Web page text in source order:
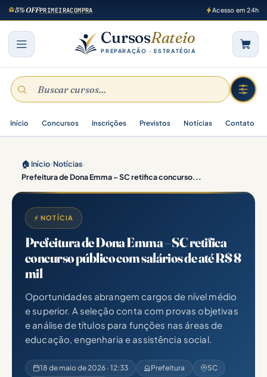
5% OFFPRIMEIRACOMPRA Acesso em 24h
CursosRateio
PREPARAÇÃO · ESTRATÉGIA
Início Concursos Inscrições Previstos Notícias Contato
🏠 Início›Notícias›
Prefeitura de Dona Emma – SC retifica concurso...
⚡ NOTÍCIA
Prefeitura de Dona Emma – SC retifica
concurso público com salários de até R$ 8
mil
Oportunidades abrangem cargos de nível médio
e superior. A seleção conta com provas objetivas
e análise de títulos para funções nas áreas de
educação, engenharia e assistência social.
18 de maio de 2026 · 12:33 Prefeitura
SC